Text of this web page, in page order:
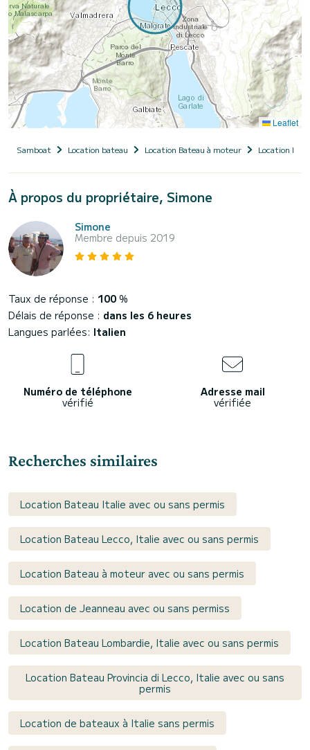
Leaflet
Samboat Location bateau Location Bateau à moteur Location
À propos du propriétaire, Simone
Simone
Membre depuis 2019
Taux de réponse : 100 %
Délais de réponse : dans les 6 heures
Langues parlées: Italien
Numéro de téléphone
vérifié
Adresse mail
vérifiée
Recherches similaires
Location Bateau Italie avec ou sans permis
Location Bateau Lecco, Italie avec ou sans permis
Location Bateau à moteur avec ou sans permis
Location de Jeanneau avec ou sans permiss
Location Bateau Lombardie, Italie avec ou sans permis
Location Bateau Provincia di Lecco, Italie avec ou sans
permis
Location de bateaux à Italie sans permis